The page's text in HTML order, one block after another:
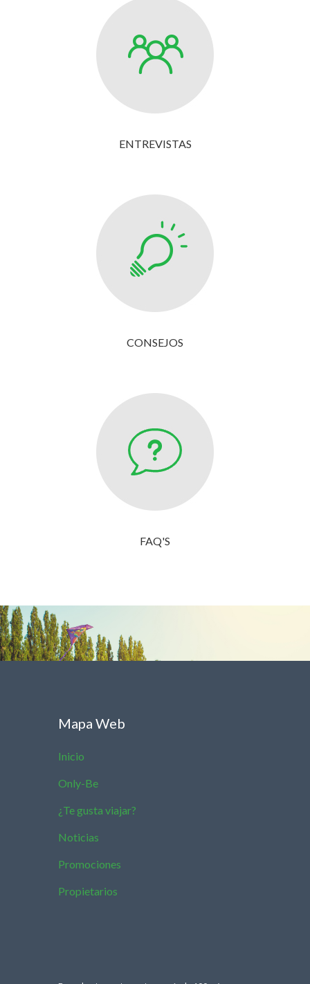
ENTREVISTAS
CONSEJOS
FAQ'S
Mapa Web
Inicio
Only-Be
¿Te gusta viajar?
Noticias
Promociones
Propietarios